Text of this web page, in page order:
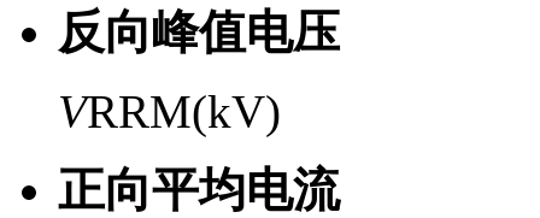
反向峰值电压
VRRM(kV)
正向平均电流